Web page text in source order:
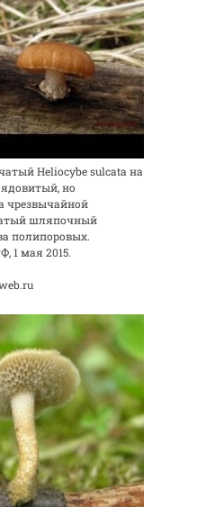
Heliocybe sulcata на
но
чрезвычайной
шляпочный
полипоровых.
1 мая 2015.